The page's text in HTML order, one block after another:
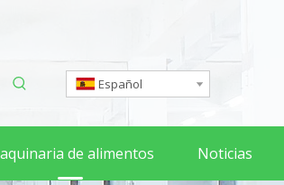
Español
de alimentos Noticias